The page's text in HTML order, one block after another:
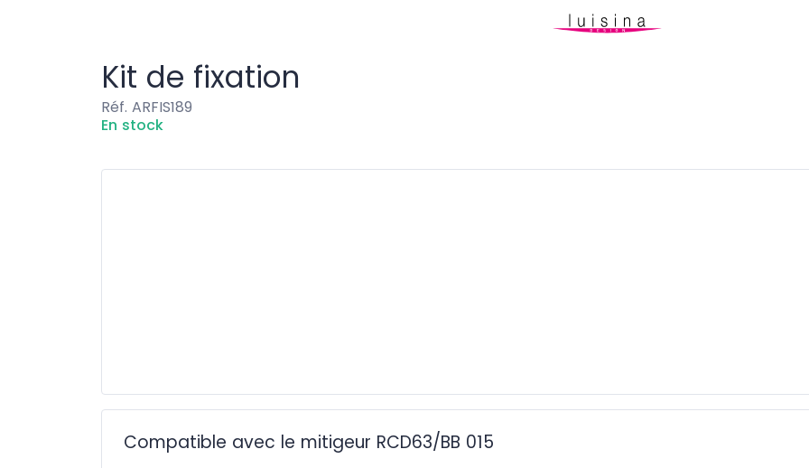
Kit de fixation
Réf. ARFIS189
En stock
Compatible avec le mitigeur RCD63/BB 015